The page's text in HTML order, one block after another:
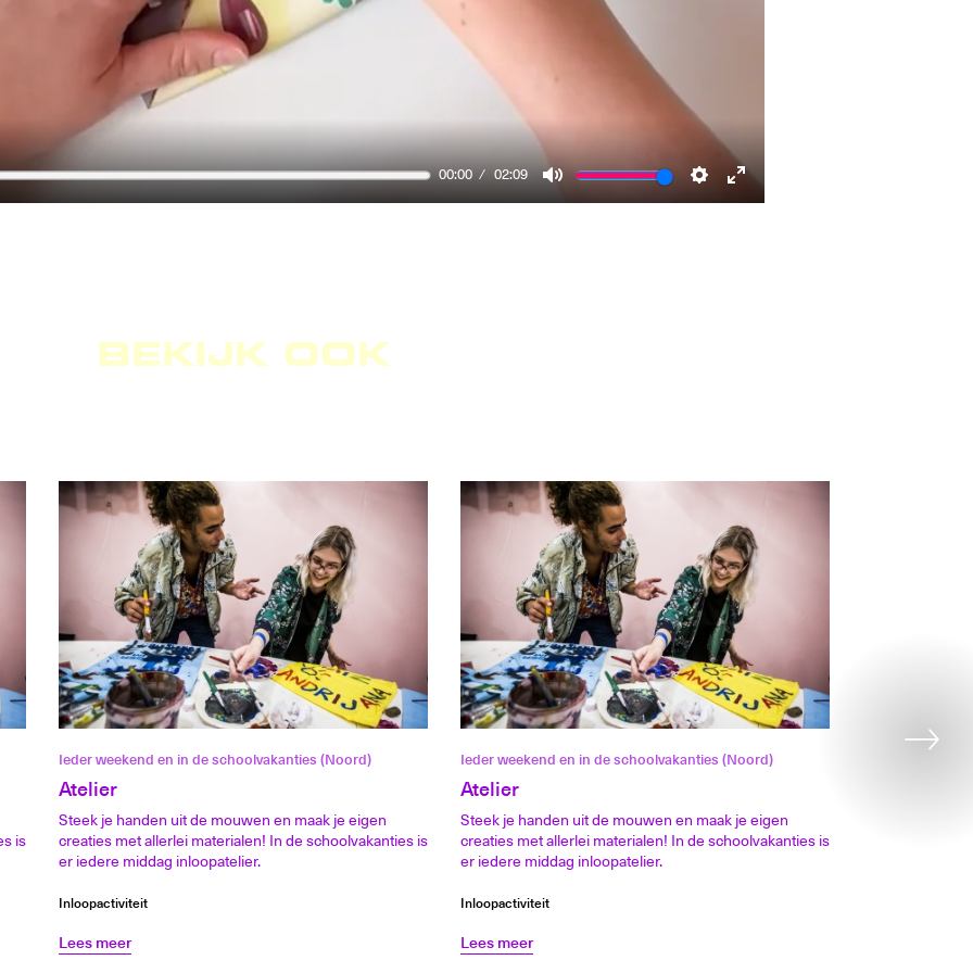
00:00 02:09
Mute Settings
Enter
BEKIJK OOK
is
Ieder weekend en in de schoolvakanties (Noord)
Atelier
Steek je handen uit de mouwen en maak je eigen
creaties met allerlei materialen! In de schoolvakanties is
er iedere middag inloopatelier.
Inloopactiviteit
Lees meer
Ieder weekend en in de schoolvakanties (Noord)
Atelier
Steek je handen uit de mouwen en maak je eigen
creaties met allerlei materialen! In de schoolvakanties is
er iedere middag inloopatelier.
Inloopactiviteit
Lees meer